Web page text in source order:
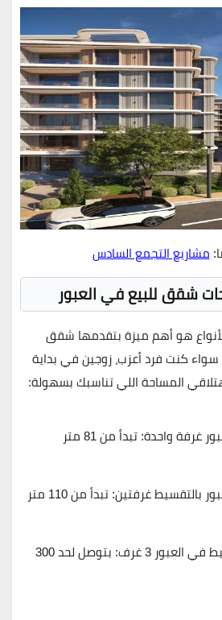
مشاريع التجمع السادس
شقق للبيع في العبور
هو أهم ميزة بتقدمها شقق
سواء كنت فرد أعزب، زوجين في بداية
المساحة اللي تناسبك بسهولة:
غرفة واحدة: تبدأ من 81 متر
بالتقسيط غرفتين: تبدأ من 110 متر
العبور 3 غرف
: بتوصل لحد 300